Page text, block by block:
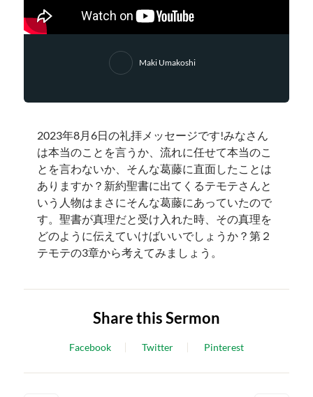
Maki Umakoshi
2023年8月6日の礼拝メッセージです!みなさん
は本当のことを言うか、流れに任せて本当のこ
とを言わないか、そんな葛藤に直面したことは
ありますか？新約聖書に出てくるテモテさんと
いう人物はまさにそんな葛藤にあっていたので
す。聖書が真理だと受け入れた時、その真理を
どのように伝えていけばいいでしょうか？第２
テモテの3章から考えてみましょう。
Share this Sermon
Facebook Twitter Pinterest